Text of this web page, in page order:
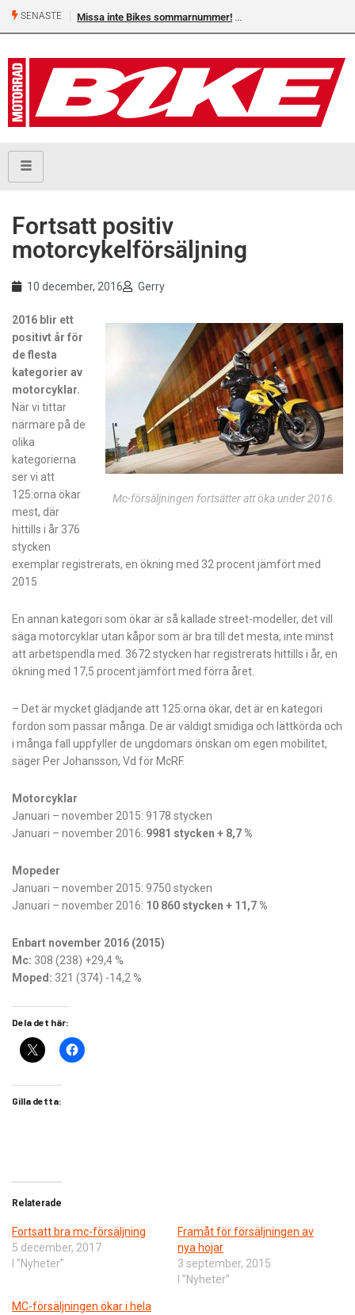
SENASTE Missa inte Bikes sommarnummer!
Fortsatt positiv
motorcykelförsäljning
10 december, 2016 Gerry
Mc-försäljningen fortsätter att öka under 2016.
2016 blir ett
positivt år för
de flesta
kategorier av
motorcyklar.
När vi tittar
närmare på de
olika
kategorierna
ser vi att
125:orna ökar
mest, där
hittills i år 376
stycken
exemplar registrerats, en ökning med 32 procent jämfört med
2015
En annan kategori som ökar är så kallade street-modeller, det vill
säga motorcyklar utan kåpor som är bra till det mesta, inte minst
att arbetspendla med. 3672 stycken har registrerats hittills i år, en
ökning med 17,5 procent jämfört med förra året.
– Det är mycket glädjande att 125:orna ökar, det är en kategori
fordon som passar många. De är väldigt smidiga och lättkörda och
i många fall uppfyller de ungdomars önskan om egen mobilitet,
säger Per Johansson, Vd för McRF.
Motorcyklar
Januari – november 2015: 9178 stycken
Januari – november 2016: 9981 stycken + 8,7 %
Mopeder
Januari – november 2015: 9750 stycken
Januari – november 2016: 10 860 stycken + 11,7 %
Enbart november 2016 (2015)
Mc: 308 (238) +29,4 %
Moped: 321 (374) -14,2 %
Dela det här:
Gilla detta:
Relaterade
Fortsatt bra mc-försäljning
5 december, 2017
I ”Nyheter”
​Framåt för försäljningen av
nya hojar
3 september, 2015
I ”Nyheter”
MC-försäljningen ökar i hela